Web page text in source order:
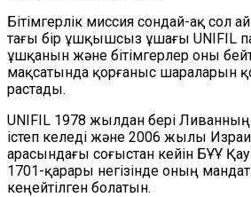
Бітімгерлік миссия сондай-ақ сол
тағы бір ұшқышсыз ұшағы UNIFIL
ұшқанын және бітімгерлер оны
мақсатында қорғаныс шараларын
растады.
UNIFIL 1978 жылдан бері Ливанның
істеп келеді және 2006 жылы
арасындағы соғыстан кейін БҰҰ
1701-қарары негізінде оның
кеңейтілген болатын.